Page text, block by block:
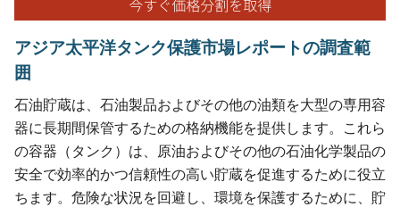
アジア太平洋タンク保護市場レポートの調査範
囲
石油貯蔵は、石油製品およびその他の油類を大型の専用容
器に長期間保管するための格納機能を提供します。これら
の容器（タンク）は、原油およびその他の石油化学製品の
安全で効率的かつ信頼性の高い貯蔵を促進するために役立
ちます。危険な状況を回避し、環境を保護するために、貯